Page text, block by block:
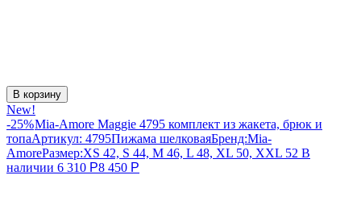
В корзину
New!
-25%Mia-Amore Maggie 4795 комплект из жакета, брюк и
топаАртикул: 4795Пижама шелковаяБренд:Mia-
AmoreРазмер:XS 42, S 44, M 46, L 48, XL 50, XXL 52 В
наличии 6 310 Р8 450 Р